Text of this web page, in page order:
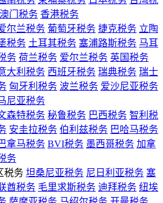
澳门税务 香港税务
尔兰税务 葡萄牙税务 捷克税务 立陶
税务 土耳其税务 塞浦路斯税务 马耳
务 荷兰税务 爱尔兰税务 英国税务
大利税务 西班牙税务 瑞典税务 瑞士
匈牙利税务 波兰税务 爱沙尼亚税务
尼亚税务
森特税务 秘鲁税务 巴西税务 智利税
安圭拉税务 伯利兹税务 巴哈马税务
拿马税务 BVI税务 墨西哥税务 加拿
务
税务 坦桑尼亚税务 尼日利亚税务 塞
酋税务 毛里求斯税务 迪拜税务 纽埃